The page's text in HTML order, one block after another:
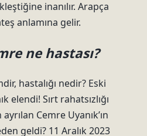
inanılır. Arapça
anlamına gelir.
ne hastası?
hastalığı nedir? Eski
elendi! Sırt rahatsızlığı
Cemre Uyanık’ın
geldi? 11 Aralık 2023